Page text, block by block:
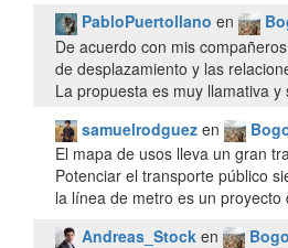
PabloPuertollano en
De acuerdo con mis
de desplazamiento y las
La propuesta es muy llamativa
samuelrodguez en
El mapa de usos lleva un gran
Potenciar el transporte público
la línea de metro es un
Andreas_Stock en